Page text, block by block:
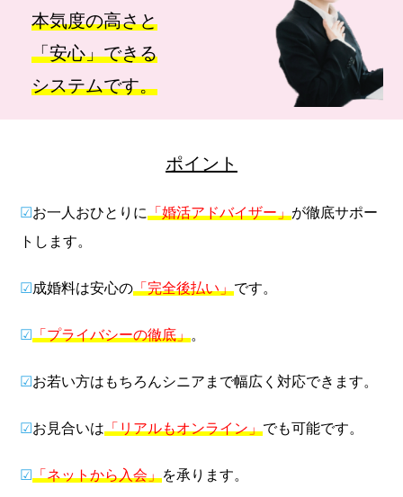
本気度の高さと
「安心」できる
システムです。
ポイント
☑お一人おひとりに「婚活アドバイザー」が徹底サポー
トします。
☑成婚料は安心の「完全後払い」です。
☑「プライバシーの徹底」。
☑お若い方はもちろんシニアまで幅広く対応できます。
☑お見合いは「リアルもオンライン」でも可能です。
☑「ネットから入会」を承ります。